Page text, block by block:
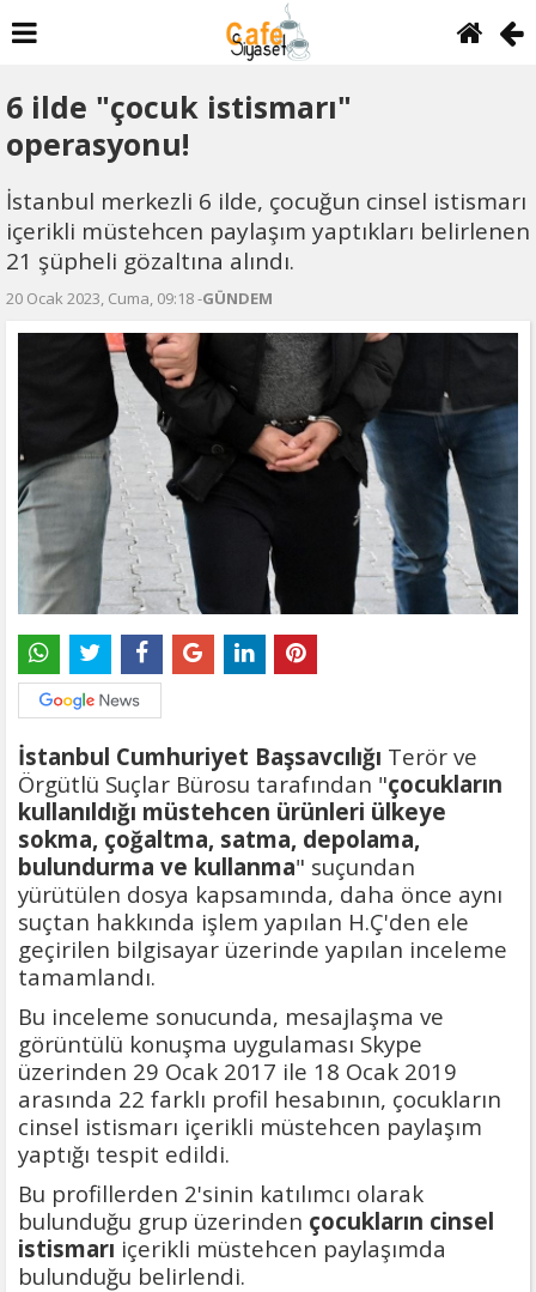
6 ilde "çocuk istismarı"
operasyonu!
İstanbul merkezli 6 ilde, çocuğun cinsel istismarı
içerikli müstehcen paylaşım yaptıkları belirlenen
21 şüpheli gözaltına alındı.
20 Ocak 2023, Cuma, 09:18 -GÜNDEM
İstanbul Cumhuriyet Başsavcılığı Terör ve
Örgütlü Suçlar Bürosu tarafından "çocukların
kullanıldığı müstehcen ürünleri ülkeye
sokma, çoğaltma, satma, depolama,
bulundurma ve kullanma" suçundan
yürütülen dosya kapsamında, daha önce aynı
suçtan hakkında işlem yapılan H.Ç'den ele
geçirilen bilgisayar üzerinde yapılan inceleme
tamamlandı.
Bu inceleme sonucunda, mesajlaşma ve
görüntülü konuşma uygulaması Skype
üzerinden 29 Ocak 2017 ile 18 Ocak 2019
arasında 22 farklı profil hesabının, çocukların
cinsel istismarı içerikli müstehcen paylaşım
yaptığı tespit edildi.
Bu profillerden 2'sinin katılımcı olarak
bulunduğu grup üzerinden çocukların cinsel
istismarı içerikli müstehcen paylaşımda
bulunduğu belirlendi.